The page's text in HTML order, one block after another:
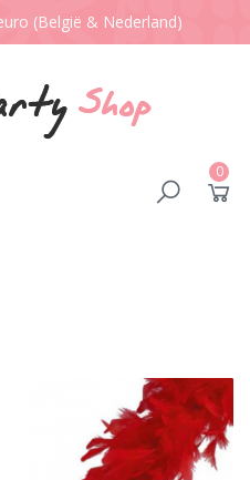
(België & Nederland)
0